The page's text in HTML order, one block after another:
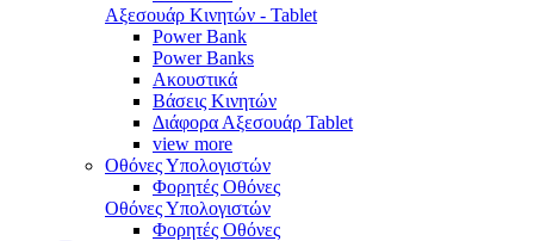
Αξεσουάρ Κινητών - Tablet
Power Bank
Power Banks
Ακουστικά
Βάσεις Κινητών
Διάφορα Αξεσουάρ Tablet
view more
Οθόνες Υπολογιστών
Φορητές Οθόνες
Οθόνες Υπολογιστών
Φορητές Οθόνες